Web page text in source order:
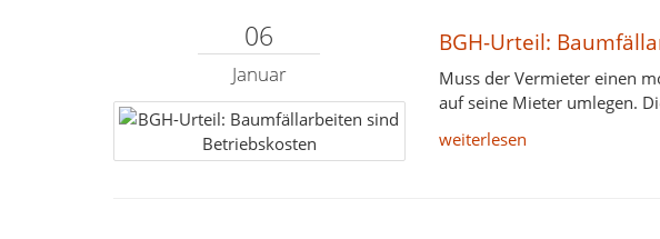
06
Januar
BGH-Urteil:
Muss der Vermieter einen
auf seine Mieter umlegen.
weiterlesen